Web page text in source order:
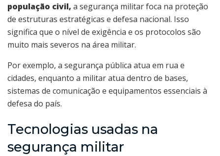
população civil, a segurança militar foca na proteção
de estruturas estratégicas e defesa nacional. Isso
significa que o nível de exigência e os protocolos são
muito mais severos na área militar.
Por exemplo, a segurança pública atua em rua e
cidades, enquanto a militar atua dentro de bases,
sistemas de comunicação e equipamentos essenciais à
defesa do país.
Tecnologias usadas na
segurança militar